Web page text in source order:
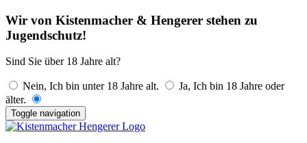
Wir von Kistenmacher & Hengerer stehen zu
Jugendschutz!
Sind Sie über 18 Jahre alt?
Nein, Ich bin unter 18 Jahre alt.
Ja, Ich bin 18 Jahre oder
älter.
Toggle navigation